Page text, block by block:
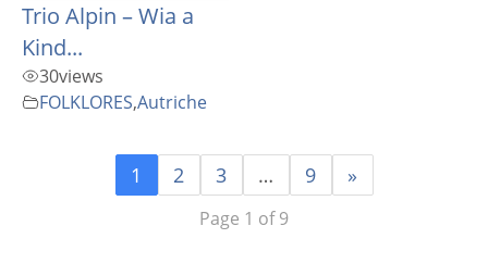
Trio Alpin – Wia a
Kind...
30views
FOLKLORES,Autriche
1 2 3 … 9 »
Page 1 of 9